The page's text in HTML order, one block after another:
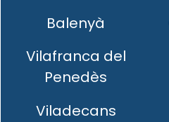
Balenyà
Vilafranca del
Penedès
Viladecans